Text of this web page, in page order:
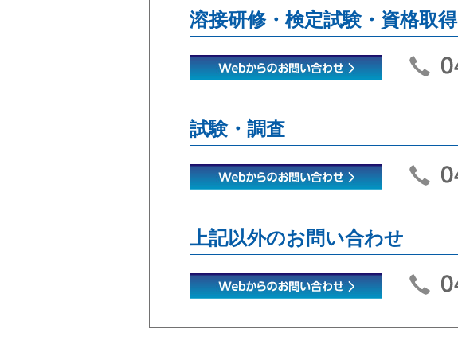
溶接研修・検定試験・資格取得
試験・調査
上記以外のお問い合わせ